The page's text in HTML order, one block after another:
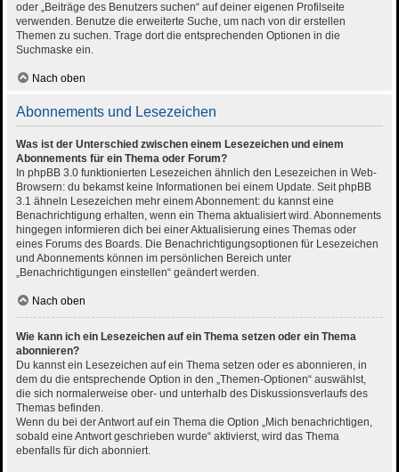
oder „Beiträge des Benutzers suchen“ auf deiner eigenen Profilseite
verwenden. Benutze die erweiterte Suche, um nach von dir erstellen
Themen zu suchen. Trage dort die entsprechenden Optionen in die
Suchmaske ein.
Nach oben
Abonnements und Lesezeichen
Was ist der Unterschied zwischen einem Lesezeichen und einem
Abonnements für ein Thema oder Forum?
In phpBB 3.0 funktionierten Lesezeichen ähnlich den Lesezeichen in Web-
Browsern: du bekamst keine Informationen bei einem Update. Seit phpBB
3.1 ähneln Lesezeichen mehr einem Abonnement: du kannst eine
Benachrichtigung erhalten, wenn ein Thema aktualisiert wird. Abonnements
hingegen informieren dich bei einer Aktualisierung eines Themas oder
eines Forums des Boards. Die Benachrichtigungsoptionen für Lesezeichen
und Abonnements können im persönlichen Bereich unter
„Benachrichtigungen einstellen“ geändert werden.
Nach oben
Wie kann ich ein Lesezeichen auf ein Thema setzen oder ein Thema
abonnieren?
Du kannst ein Lesezeichen auf ein Thema setzen oder es abonnieren, in
dem du die entsprechende Option in den „Themen-Optionen“ auswählst,
die sich normalerweise ober- und unterhalb des Diskussionsverlaufs des
Themas befinden.
Wenn du bei der Antwort auf ein Thema die Option „Mich benachrichtigen,
sobald eine Antwort geschrieben wurde“ aktivierst, wird das Thema
ebenfalls für dich abonniert.